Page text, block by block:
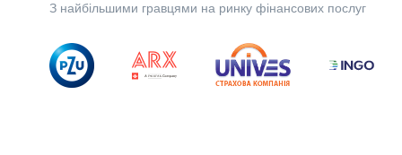
З найбільшими гравцями на ринку фінансових послуг